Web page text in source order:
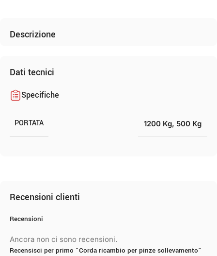
Descrizione
Dati tecnici
Specifiche
PORTATA 1200 Kg, 500 Kg
Recensioni clienti
Recensioni
Ancora non ci sono recensioni.
Recensisci per primo “Corda ricambio per pinze sollevamento”